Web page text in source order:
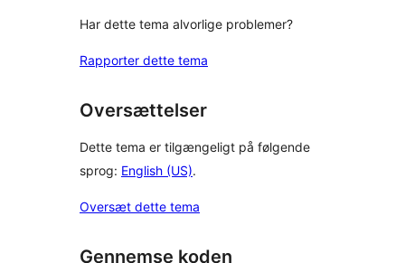
Har dette tema alvorlige problemer?
Rapporter dette tema
Oversættelser
Dette tema er tilgængeligt på følgende
sprog: English (US).
Oversæt dette tema
Gennemse koden